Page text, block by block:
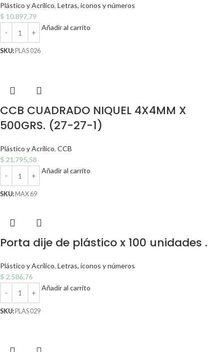
Plástico y Acrílico, Letras, íconos y números
$ 10.897,79
Añadir al carrito
SKU: PLAS 026
CCB CUADRADO NIQUEL 4X4MM X
500GRS. (27-27-1)
Plástico y Acrílico, CCB
$ 21.795,58
Añadir al carrito
SKU: MAX 69
Porta dije de plástico x 100 unidades .
Plástico y Acrílico, Letras, íconos y números
$ 2.586,76
Añadir al carrito
SKU:PLAS 029